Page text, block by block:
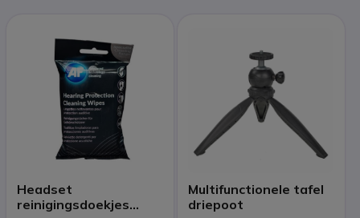
Headset
reinigingsdoekjes
Multifunctionele tafel
driepoot